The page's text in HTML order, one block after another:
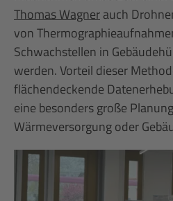
Thomas Wagnerauch
von
Schwachstellen in
werden. Vorteil dieser
flächendeckende
eine besonders große
Wärmeversorgung oder